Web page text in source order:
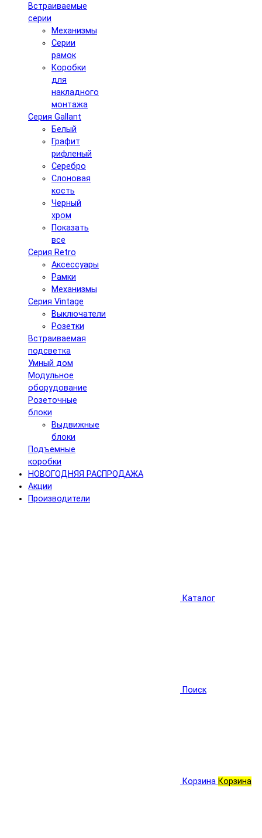
Встраиваемые
серии
Механизмы
Серии
рамок
Коробки
для
накладного
монтажа
Серия Gallant
Белый
Графит
рифленый
Серебро
Слоновая
кость
Черный
хром
Показать
все
Серия Retro
Аксессуары
Рамки
Механизмы
Серия Vintage
Выключатели
Розетки
Встраиваемая
подсветка
Умный дом
Модульное
оборудование
Розеточные
блоки
Выдвижные
блоки
Подъемные
коробки
НОВОГОДНЯЯ РАСПРОДАЖА
Акции
Производители
Каталог
Поиск
Корзина Корзина